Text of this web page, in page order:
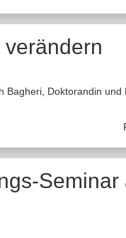
Bagheri, Doktorandin
Seminar